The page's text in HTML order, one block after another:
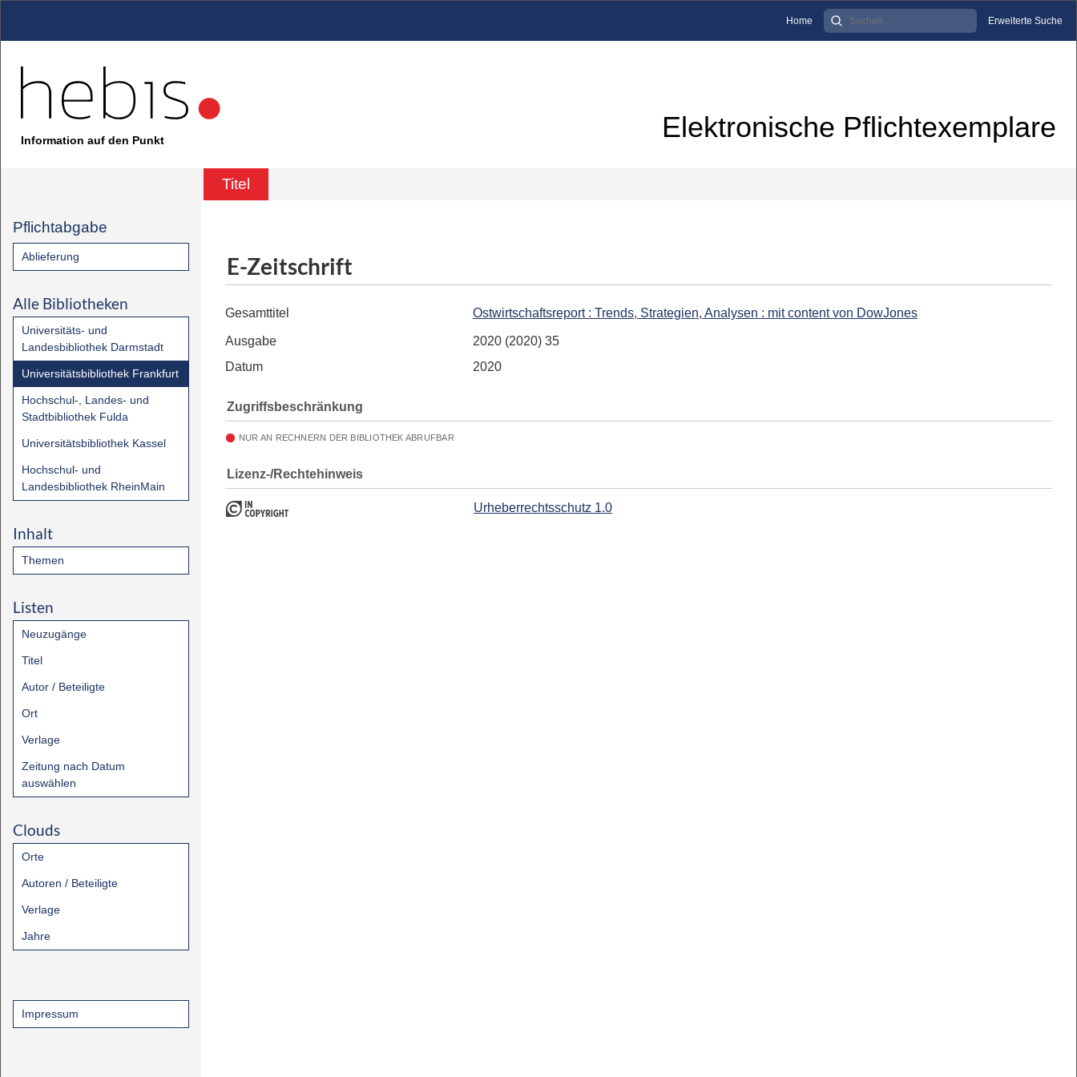
Home Erweiterte Suche
Information auf den Punkt Elektronische Pflichtexemplare
Titel
Pflichtabgabe
Ablieferung
Alle Bibliotheken
Universitäts- und
Landesbibliothek Darmstadt
Universitätsbibliothek Frankfurt
Hochschul-, Landes- und
Stadtbibliothek Fulda
Universitätsbibliothek Kassel
Hochschul- und
Landesbibliothek RheinMain
Inhalt
Themen
Listen
Neuzugänge
Titel
Autor / Beteiligte
Ort
Verlage
Zeitung nach Datum
auswählen
Clouds
Orte
Autoren / Beteiligte
Verlage
Jahre
Impressum
E-Zeitschrift
Gesamttitel Ostwirtschaftsreport : Trends, Strategien, Analysen : mit content von DowJones
Ausgabe
2020 (2020) 35
Datum
2020
Zugriffsbeschränkung
NUR AN RECHNERN DER BIBLIOTHEK ABRUFBAR
Lizenz-/Rechtehinweis
Urheberrechtsschutz 1.0